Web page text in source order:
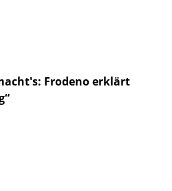
Frodeno erklärt